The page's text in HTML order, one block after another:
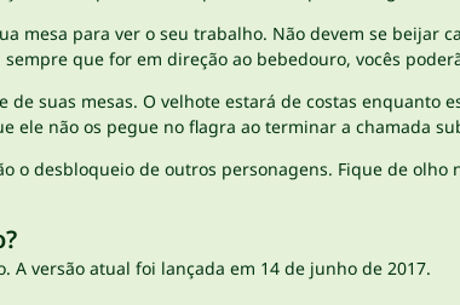
mesa para ver o seu trabalho. Não devem se beijar
que for em direção ao bebedouro, vocês
suas mesas. O velhote estará de costas enquanto
ele não os pegue no flagra ao terminar a chamada
o desbloqueio de outros personagens. Fique de
A versão atual foi lançada em 14 de junho de 2017.